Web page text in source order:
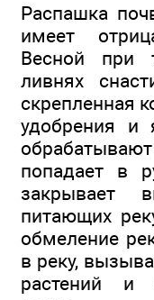
Распашка
имеет
Весной при
ливнях
скрепленная
удобрения и
попадает в
закрывает
питающих
обмеление
в реку,
растений и